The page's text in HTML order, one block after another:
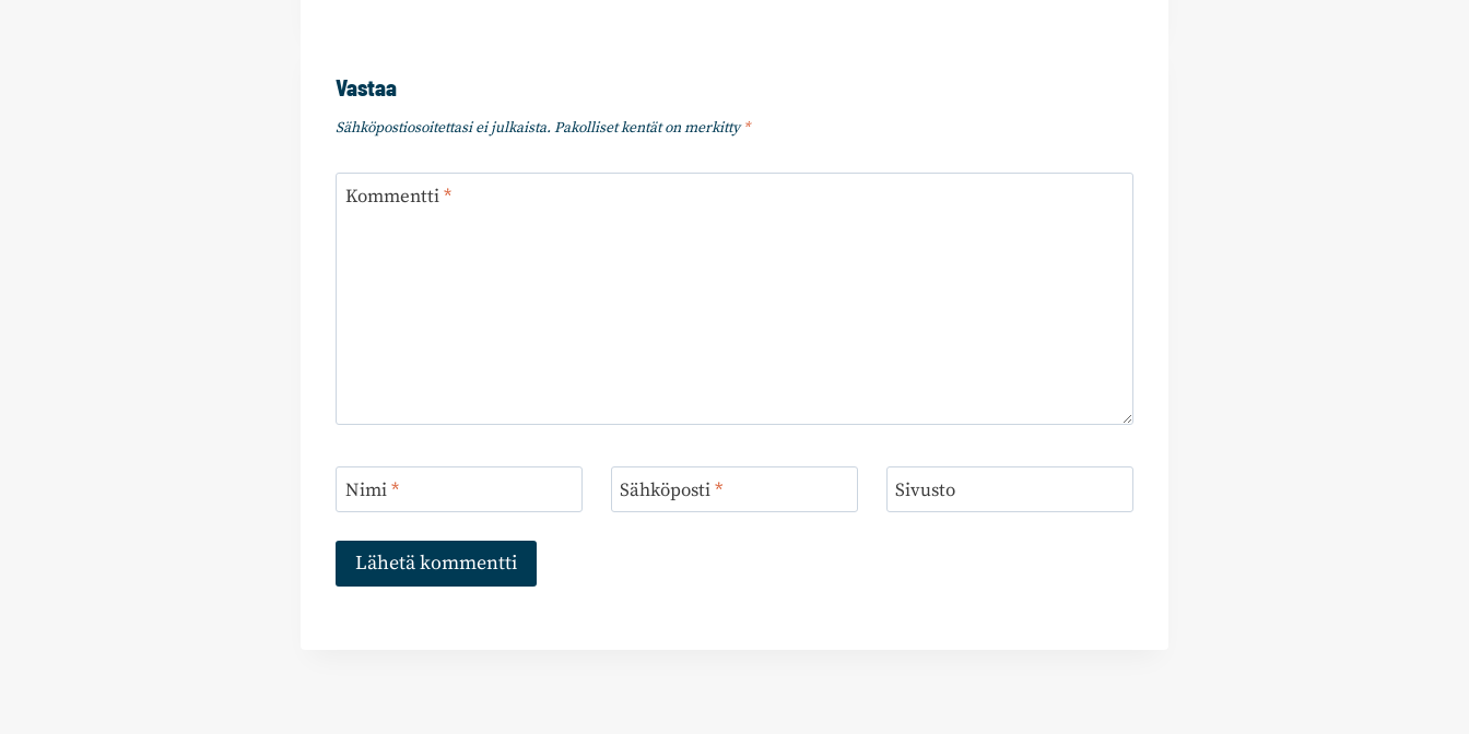
Vastaa
Sähköpostiosoitettasi ei julkaista. Pakolliset kentät on merkitty*
Kommentti*
Nimi* Sähköposti* Sivusto